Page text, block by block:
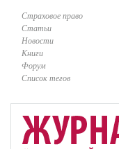
Страховое право
Статьи
Новости
Книги
Форум
Список тегов